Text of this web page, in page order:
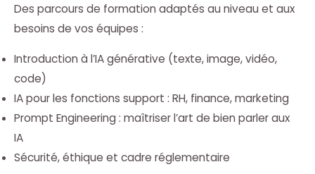
Des parcours de formation adaptés au niveau et aux
besoins de vos équipes :
Introduction à l’IA générative (texte, image, vidéo,
code)
IA pour les fonctions support : RH, finance, marketing
Prompt Engineering : maîtriser l’art de bien parler aux
IA
Sécurité, éthique et cadre réglementaire